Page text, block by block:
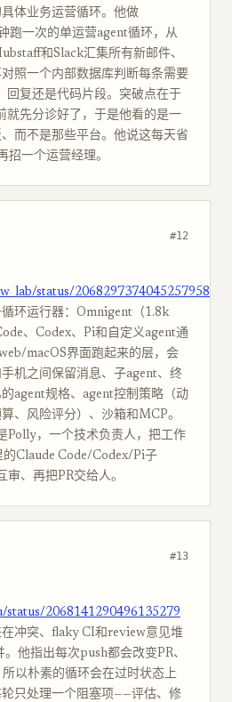
体业务运营循环。他做
跑一次的单运营agent循环，从
和Slack汇集所有新邮件、
照一个内部数据库判断每条需要
回复还是代码片段。突破点在于
就先分诊好了，于是他看的是一
而不是那些平台。他说这每天省
招一个运营经理。
#12
status/2068297374045257958
环运行器：Omnigent（1.8k
、Codex、Pi和自定义agent通
macOS界面跑起来的层，会
机之间保留消息、子agent、终
agent规格、agent控制策略（动
、风险评分）、沙箱和MCP。
Polly，一个技术负责人，把工作
Claude Code/Codex/Pi子
、再把PR交给人。
#13
2068141290496135279
冲突、flaky CI和review意见堆
他指出每次push都会改变PR、
以朴素的循环会在过时状态上
只处理一个阻塞项——评估、修